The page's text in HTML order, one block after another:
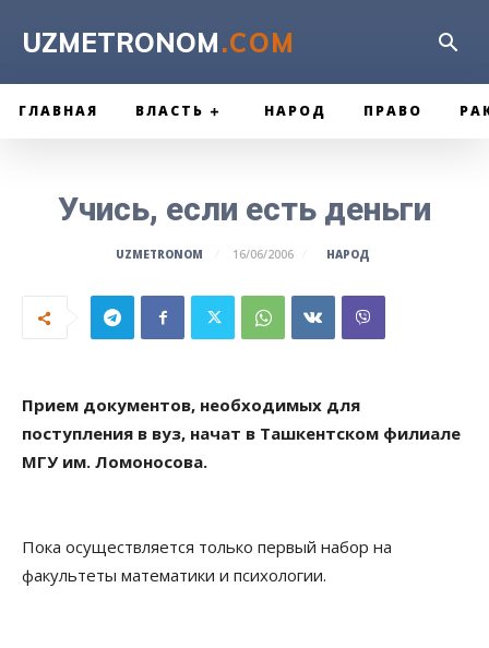
UZMETRONOM.COM
ГЛАВНАЯ ВЛАСТЬ НАРОД ПРАВО
Учись, если есть деньги
UZMETRONOM 16/06/2006 НАРОД
Прием документов, необходимых для
поступления в вуз, начат в Ташкентском филиале
МГУ им. Ломоносова.
Пока осуществляется только первый набор на
факультеты математики и психологии.